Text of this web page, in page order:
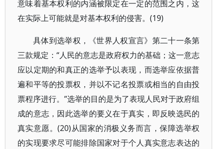
意味着基本权利的内涵被限定在一定的范围之内，这
在实际上可能就是对基本权利的侵害。(19)
具体到选举权，《世界人权宣言》第二十一条第
三款规定：“人民的意志是政府权力的基础；这一意志
应以定期的和真正的选举予以表现，而选举应依据普
遍和平等的投票权，并以不记名投票或相当的自由投
票程序进行。”选举的目的是为了表现人民对于政府组
成的意志，因此选举的要义在于真实，即反映选民的
真实意愿。(20)从国家的消极义务而言，保障选举权
的实现要求尽可能排除国家对于个人真实意志表达的